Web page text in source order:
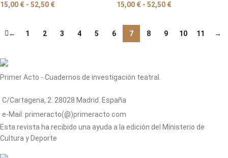
15,00 € - 52,50 € 15,00 € - 52,50 €
← 1 2 3 4 5 6 7 8 9 10 11 →
Primer Acto - Cuadernos de investigación teatral.
C/Cartagena, 2. 28028 Madrid. España
e-Mail: primeracto(@)primeracto.com
Esta revista ha recibido una ayuda a la edición del Ministerio de
Cultura y Deporte